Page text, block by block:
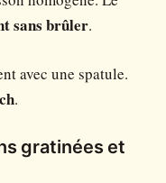
sans brûler.
avec une spatule.
.
gratinées et